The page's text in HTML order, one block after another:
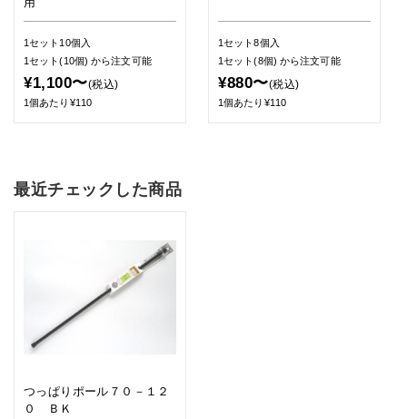
1セット10個入
1セット(10個)から注文可能
¥1,100〜(税込)
1個あたり¥110
1セット8個入
1セット(8個) から注文可能
¥880〜(税込)
1個あたり¥110
最近チェックした商品
つっぱりポール７０－１２
０ ＢＫ